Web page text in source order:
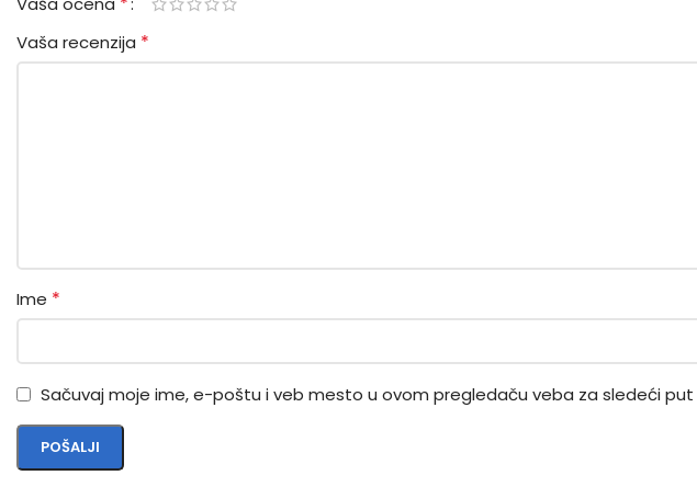
Vaša recenzija *
Ime *
Sačuvaj moje ime, e-poštu i veb mesto u ovom pregledaču veba za sledeći